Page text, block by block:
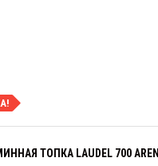
ТОПКА LAUDEL 700